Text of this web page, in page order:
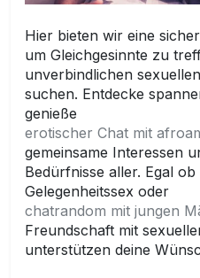
Hier bieten wir eine
um Gleichgesinnte zu
unverbindlichen sexuellen
suchen. Entdecke
genieße
erotischer Chat mit
gemeinsame Interessen
Bedürfnisse aller. Egal
Gelegenheitssex oder
chatrandom mit jungen
Freundschaft mit
unterstützen deine